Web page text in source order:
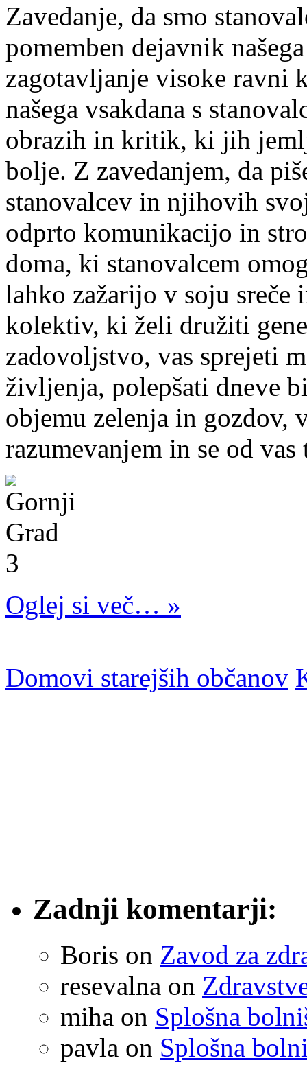
Zavedanje, da smo
pomemben dejavnik
zagotavljanje visoke ravni
našega vsakdana s
obrazih in kritik, ki jih
bolje. Z zavedanjem, da
stanovalcev in njihovih
odprto komunikacijo in
doma, ki stanovalcem
lahko zažarijo v soju sreče
kolektiv, ki želi družiti
zadovoljstvo, vas sprejeti
življenja, polepšati dneve
objemu zelenja in gozdov,
razumevanjem in se od
Oglej si več… »
Domovi starejših občanov
Zadnji komentarji:
Boris on Zavod za
resevalna on
miha on Splošna
pavla on Splošna